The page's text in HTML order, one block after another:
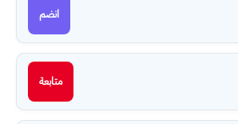
انضم
متابعة